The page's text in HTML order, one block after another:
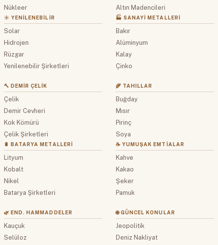
Nükleer
☀️ YENILENEBILIR
Solar
Hidrojen
Rüzgar
Yenilenebilir Şirketleri
Altın Madencileri
🏭 SANAYI METALLERI
Bakır
Alüminyum
Kalay
Çinko
🔨 DEMIR ÇELIK
Çelik
Demir Cevheri
Kok Kömürü
Çelik Şirketleri
🔋 BATARYA METALLERI
Lityum
Kobalt
Nikel
Batarya Şirketleri
🌾 TAHILLAR
Buğday
Mısır
Pirinç
Soya
☕ YUMUŞAK EMTIALAR
Kahve
Kakao
Şeker
Pamuk
🌿 END. HAMMADDELER
Kauçuk
Selüloz
🌐 GÜNCEL KONULAR
Jeopolitik
Deniz Nakliyat